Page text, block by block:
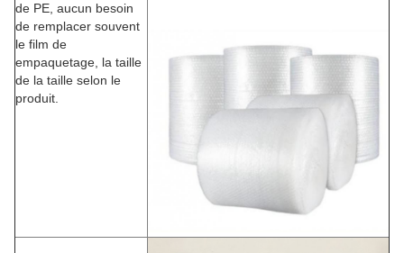
de PE, aucun besoin
de remplacer souvent
le film de
empaquetage, la taille
de la taille selon le
produit.